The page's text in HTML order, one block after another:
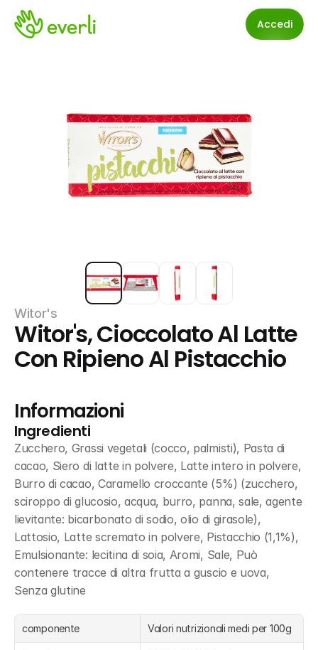
Accedi
Witor's
Witor's, Cioccolato Al Latte
Con Ripieno Al Pistacchio
Informazioni
Ingredienti
Zucchero, Grassi vegetali (cocco, palmisti), Pasta di
cacao, Siero di latte in polvere, Latte intero in polvere,
Burro di cacao, Caramello croccante (5%) (zucchero,
sciroppo di glucosio, acqua, burro, panna, sale, agente
lievitante: bicarbonato di sodio, olio di girasole),
Lattosio, Latte scremato in polvere, Pistacchio (1,1%),
Emulsionante: lecitina di soia, Aromi, Sale, Può
contenere tracce di altra frutta a guscio e uova,
Senza glutine
componente Valori nutrizionali medi per 100g